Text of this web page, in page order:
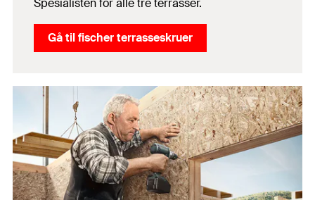
Spesialisten for alle tre terrasser.
Gå til fischer terrasseskruer